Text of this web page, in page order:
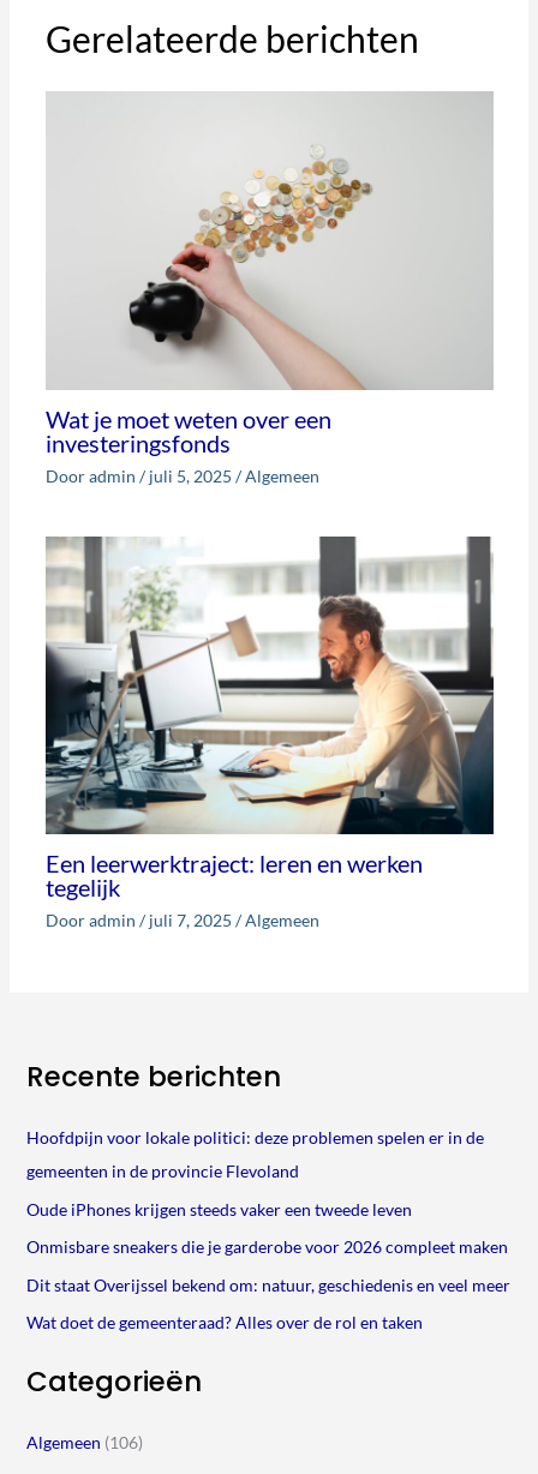
Gerelateerde berichten
Wat je moet weten over een
investeringsfonds
Door admin /juli 5, 2025 /Algemeen
Een leerwerktraject: leren en werken
tegelijk
Door admin /juli 7, 2025 /Algemeen
Recente berichten
Hoofdpijn voor lokale politici: deze problemen spelen er in de
gemeenten in de provincie Flevoland
Oude iPhones krijgen steeds vaker een tweede leven
Onmisbare sneakers die je garderobe voor 2026 compleet maken
Dit staat Overijssel bekend om: natuur, geschiedenis en veel meer
Wat doet de gemeenteraad? Alles over de rol en taken
Categorieën
Algemeen (106)